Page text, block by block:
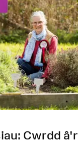
Cwrdd â'r